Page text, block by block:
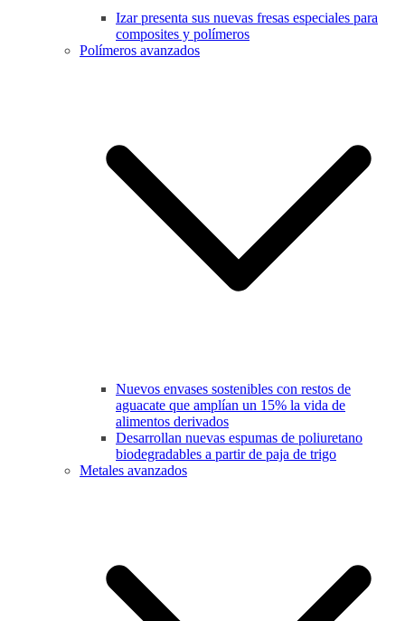
Izar presenta sus nuevas fresas especiales para
composites y polímeros
Polímeros avanzados
Nuevos envases sostenibles con restos de
aguacate que amplían un 15% la vida de
alimentos derivados
Desarrollan nuevas espumas de poliuretano
biodegradables a partir de paja de trigo
Metales avanzados